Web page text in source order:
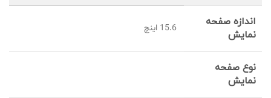
اندازه صفحه
نمایش
15.6 اینچ
نوع صفحه
نمایش